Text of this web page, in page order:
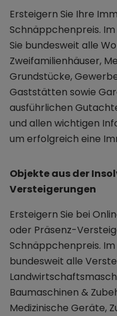
Ersteigern Sie Ihre
Schnäppchenpreis. Im
Sie bundesweit alle
Zweifamilienhäuser,
Grundstücke,
Gaststätten sowie
ausführlichen
und allen wichtigen
um erfolgreich eine
Objekte aus der
Versteigerungen
Ersteigern Sie bei
oder Präsenz-
Schnäppchenpreis. Im
bundesweit alle
Baumaschinen &
Medizinische Geräte,